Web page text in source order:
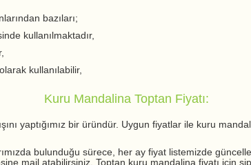
bazıları;
kullanılmaktadır,
kullanılabilir,
Kuru Mandalina Toptan Fiyatı:
yaptığımız bir üründür. Uygun fiyatlar ile kuru
bulunduğu sürece, her ay fiyat listemizde
mail atabilirsiniz. Toptan kuru mandalina fiyatı için